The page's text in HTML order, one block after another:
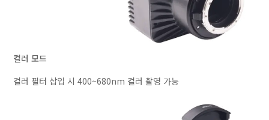
컬러 모드
컬러 필터 삽입 시 400~680nm 컬러 촬영 가능